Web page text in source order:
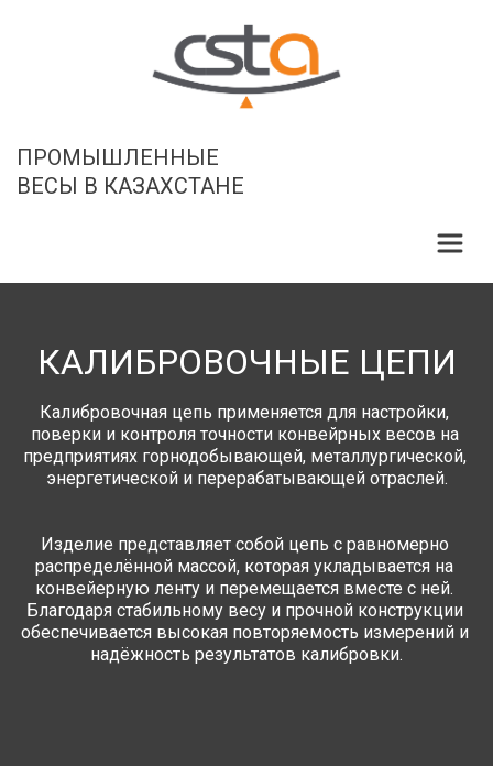
ПРОМЫШЛЕННЫЕ
ВЕСЫ В КАЗАХСТАНЕ
КАЛИБРОВОЧНЫЕ ЦЕПИ
Калибровочная цепь применяется для настройки,
поверки и контроля точности конвейрных весов на
предприятиях горнодобывающей, металлургической,
энергетической и перерабатывающей отраслей.
Изделие представляет собой цепь с равномерно
распределённой массой, которая укладывается на
конвейерную ленту и перемещается вместе с ней.
Благодаря стабильному весу и прочной конструкции
обеспечивается высокая повторяемость измерений и
надёжность результатов калибровки.